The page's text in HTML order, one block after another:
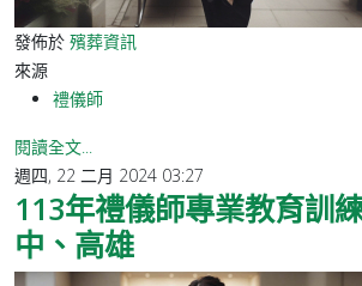
發佈於 殯葬資訊
來源
禮儀師
閱讀全文...
週四, 22 二月 2024 03:27
113年禮儀師專業教育訓
中、高雄